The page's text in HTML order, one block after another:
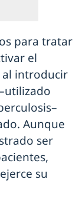
para tratar
el
introducir
Aunque
ser
su